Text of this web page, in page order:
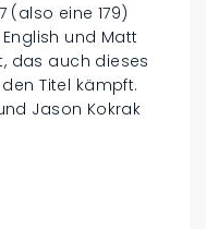
(also eine 179)
und Matt
das auch dieses
Titel kämpft.
Jason Kokrak